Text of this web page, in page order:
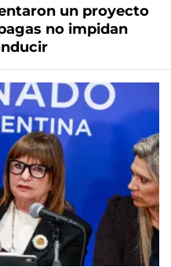
un proyecto
no impidan